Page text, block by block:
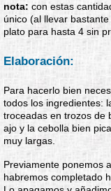
nota: con estas
único (al llevar
plato para hasta 4 sin
Elaboración:
Para hacerlo bien
todos los ingredientes:
troceadas en trozos de
ajo y la cebolla bien
muy largas.
Previamente ponemos
habremos completado